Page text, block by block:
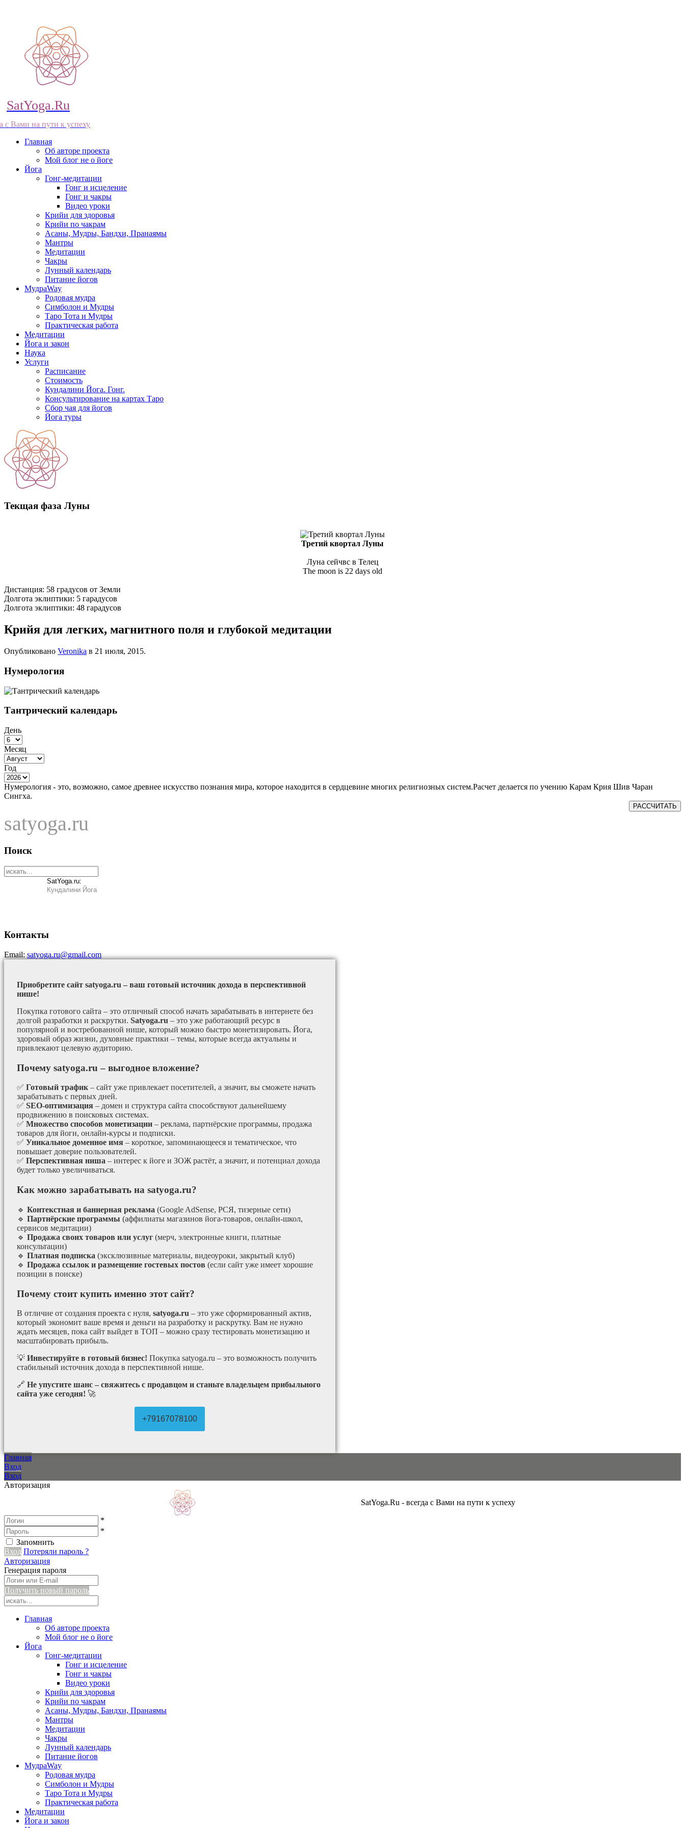
SatYoga.Ru
с Вами на пути к успеху
Главная
Об авторе проекта
Мой блог не о йоге
Йога
Гонг-медитации
Гонг и исцеление
Гонг и чакры
Видео уроки
Крийи для здоровья
Крийи по чакрам
Асаны, Мудры, Бандхи, Пранаямы
Мантры
Медитации
Чакры
Лунный календарь
Питание йогов
МудраWay
Родовая мудра
Симболон и Мудры
Таро Тота и Мудры
Практическая работа
Медитации
Йога и закон
Наука
Услуги
Расписание
Стоимость
Кундалини Йога. Гонг.
Консультирование на картах Таро
Сбор чая для йогов
Йога туры
Текщая фаза Луны
Третий квортал Луны
Луна сейчвс в Телец
The moon is 22 days old
Дистанция: 58 градусов от Земли
Долгота эклиптики: 5 гарадусов
Долгота эклиптики: 48 гарадусов
Крийя для легких, магнитного поля и глубокой медитации
Опубликовано Veronika в 21 июля, 2015.
Нумерология
Тантрический календарь
День
Месяц
Год
Нумерология - это, возможно, самое древнее искусство познания мира, которое находится в сердцевине многих религиозных систем.Расчет делается по учению Карам Крия Шив Чаран
Сингха.
РАССЧИТАТЬ
satyoga.ru
Поиск
SatYoga.ru:
Кундалини Йога
Контакты
Email:satyoga.ru@gmail.com
Приобретите сайт satyoga.ru – ваш готовый источник дохода в перспективной
нише!
Покупка готового сайта – это отличный способ начать зарабатывать в интернете без
долгой разработки и раскрутки. Satyoga.ru – это уже работающий ресурс в
популярной и востребованной нише, который можно быстро монетизировать. Йога,
здоровый образ жизни, духовные практики – темы, которые всегда актуальны и
привлекают целевую аудиторию.
Почему satyoga.ru – выгодное вложение?
✅ Готовый трафик – сайт уже привлекает посетителей, а значит, вы сможете начать
зарабатывать с первых дней.
✅ SEO-оптимизация – домен и структура сайта способствуют дальнейшему
продвижению в поисковых системах.
✅ Множество способов монетизации – реклама, партнёрские программы, продажа
товаров для йоги, онлайн-курсы и подписки.
✅ Уникальное доменное имя – короткое, запоминающееся и тематическое, что
повышает доверие пользователей.
✅ Перспективная ниша – интерес к йоге и ЗОЖ растёт, а значит, и потенциал дохода
будет только увеличиваться.
Как можно зарабатывать на satyoga.ru?
🔹 Контекстная и баннерная реклама (Google AdSense, РСЯ, тизерные сети)
🔹 Партнёрские программы (аффилиаты магазинов йога-товаров, онлайн-школ,
сервисов медитации)
🔹 Продажа своих товаров или услуг (мерч, электронные книги, платные
консультации)
🔹 Платная подписка (эксклюзивные материалы, видеоуроки, закрытый клуб)
🔹 Продажа ссылок и размещение гостевых постов (если сайт уже имеет хорошие
позиции в поиске)
Почему стоит купить именно этот сайт?
В отличие от создания проекта с нуля, satyoga.ru – это уже сформированный актив,
который экономит ваше время и деньги на разработку и раскрутку. Вам не нужно
ждать месяцев, пока сайт выйдет в ТОП – можно сразу тестировать монетизацию и
масштабировать прибыль.
💡 Инвестируйте в готовый бизнес! Покупка satyoga.ru – это возможность получить
стабильный источник дохода в перспективной нише.
🔗 Не упустите шанс – свяжитесь с продавцом и станьте владельцем прибыльного
сайта уже сегодня! 🚀
+79167078100
Главная
Вход
Вход
Авторизация
SatYoga.Ru - всегда с Вами на пути к успеху
*
*
Запомнить
Вход Потеряли пароль ?
Авторизация
Генерация пароля
Получить новый пароль
Главная
Об авторе проекта
Мой блог не о йоге
Йога
Гонг-медитации
Гонг и исцеление
Гонг и чакры
Видео уроки
Крийи для здоровья
Крийи по чакрам
Асаны, Мудры, Бандхи, Пранаямы
Мантры
Медитации
Чакры
Лунный календарь
Питание йогов
МудраWay
Родовая мудра
Симболон и Мудры
Таро Тота и Мудры
Практическая работа
Медитации
Йога и закон